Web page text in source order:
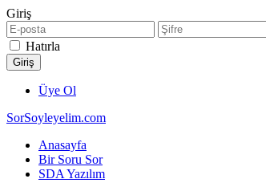
Giriş
Hatırla
Üye Ol
SorSoyleyelim.com
Anasayfa
Bir Soru Sor
SDA Yazılım